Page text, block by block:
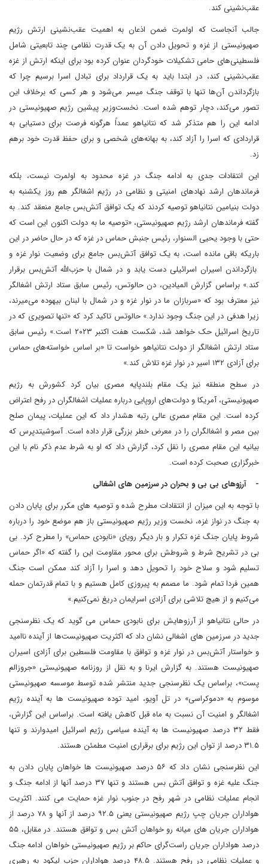
عقب‌نشینی کند.
جالب آنجاست که اولمرت ضمن اذعان به اهمیت عقب‌نشینی ارتش رژیم
صهیونیستی از غزه و تحویل دادن آن به یک قدرت نظامی چند تابعیتی شامل
فلسطینی‌های حامی تشکیلات خودگردان عنوان کرده بود برای اینکه ارتش از غزه
عقب‌نشینی کند، در ابتدا باید به یک قرارداد برای تبادل اسرا برسیم چرا که
بازگرداندن آن‌ها تنها با توقف جنگ میسر می‌شود و هر کسی که برخلاف این
تصور می‌کند، دچار توهم شده است. نخست‌وزیر پیشین رژیم صهیونیستی در
ادامه این را هم متذکر شد که نتانیاهو عمداً هرگونه فرصت برای دستیابی به
قراردادی که اسرا را آزاد کند، به بهانه‌های شخصی و برای حفظ قدرت خود برهم
زد.
این انتقادات جدی به ادامه جنگ در غزه محدود به اولمرت نیست، بلکه
فرماندهان ارشد نهادهای امنیتی و نظامی در رژیم اشغالگر هم روز یکشنبه به
دولت بنیامین نتانیاهو توصیه کردند که یک توافق آتش‌بس جامع منعقد کند. به
گفته فرماندهان ارشد رژیم صهیونیستی، «توصیه ما به دولت اکنون این است که
حتی با وجود یحیی السنوار، رئیس جنبش حماس در غزه که در حال حاضر در این
باریکه باقی مانده است، به یک توافق آتش‌بس جامع برای وضعیت نوار غزه و
بازگرداندن اسیران اسرائیلی دست یابد و در شمال با حزب‌الله آتش‌بس برقرار
کند.» براساس گزارش المیادین، دن حالوتس، رئیس سابق ستاد ارتش اشغالگر
نیز معترف بود که «سربازان ما در نوار غزه و در شمال با لبنان بیهوده می‌میرند،
زیرا هدفی در این جنگ وجود ندارد.» حالوتس تاکید کرد که «تنها تصویری که در
تاریخ اسرائیل حک خواهد شد، شکست هفت اکتبر ۲۰۲۳ است.» رئیس سابق
ستاد ارتش اشغالگر از دولت نتانیاهو خواست تا «بر اساس خواسته‌های حماس
برای آزادی ۱۳۲ اسیر در نوار غزه تلاش کند.»
در سطح منطقه نیز یک مقام بلندپایه مصری بیان کرد کشورش به رژیم
صهیونیستی، آمریکا و دولت‌های اروپایی درباره عملیات اشغالگران در رفح اعتراض
کرده است. این مقام مصری عالی رتبه هشدار داد که این عملیات، پیمان صلح
بین مصر و اشغالگران را در معرض خطر بزرگی قرار داده است. آسوشیتدپرس که
بیانیه این مقام مصری را نقل کرد، گزارش داد که او به شرط عدم ذکر نام با این
خبرگزاری صحبت کرده است.
- آرزوهای بی بی و بحران در سرزمین های اشغالی
با توجه به این میزان از انتقادات مطرح شده و توصیه های مکرر برای پایان دادن
به جنگ در نواز غزه، نخست وزیر رژیم صهیونیستی باز هم موضع خود را درباره
شروط پایان جنگ غزه تکرار و بار دیگر رویای «نابودی حماس» را مطرح کرد. بی
بی در تشریح شرط و شروطش برای محور مقاومت این را گفته که «اگر حماس
تسلیم شود و سلاح خود را تحویل دهد و اسرا را آزاد کند ممکن است جنگ
همین فردا تمام شود. ما مصمم به پیروزی کامل هستیم و با تمام قدرتمان حمله
می‌کنیم و از هیچ تلاشی برای آزادی اسرایمان دریغ نمی‌کنیم.»
در حالی نتانیاهو از آرزوهایش برای نابودی حماس می گوید که یک نظرسنجی
جدید در سرزمین های اشغالی نشان‌ داد که اکثریت صهیونیست‌ها از آینده ناامید
و خواستار آتش‌بس در نوار غزه و توافق با مقاومت فلسطین برای آزادی اسیران
صهیونیست هستند. به گزارش ایرنا و به نقل از روزنامه صهیونیستی «جروزالم
پست»، براساس یک نظرسنجی جدید منتشر شده توسط موسسه صهیونیستی
موسوم به «دموکراسی» در تل آویو، امید توده صهیونیست ها به آینده رژیم
اشغالگر و امنیت آن نسبت به ماه قبل کاهش یافته است. براساس این گزارش،
فقط ۳۲ درصد صهیونیست ها به آینده سیاسی رژیم اسرائیل امیدوارند و تنها
۳۱.۵ درصد از توان این رژیم برای برقراری امنیت مطمئن هستند.
این نظرسنجی نشان داد که ۵۶ درصد صهیونیست ها خواهان پایان دادن به
جنگ علیه غزه و توافق آتش بس هستند و تنها ۳۷ درصد آنها از ادامه جنگ و
انجام عملیات نظامی در شهر رفح در جنوب نوار غزه حمایت می کنند. اکثریت
هواداران جریان چپ رژیم صهیونیستی یعنی ۹۲.۵ درصد از آنها و ۷۸ درصد از
هواداران جریان های میانه رو خواهان آتش بس و توافق هستند. در مقابل، ۵۵
درصد هواداران جریان راست‌گرای حاکم بر رژیم صهیونیستی خواهان ادامه جنگ
و عملیات نظامی در رفح هستند. ۴۸.۵ درصد هواداران حزب لیکود به رهبری